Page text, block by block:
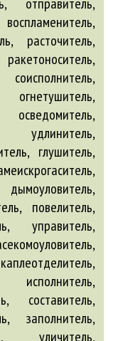
расточитель,
соисполнитель,
глушитель,
повелитель,
управитель,
исполнитель,
составитель,
заполнитель,
уличитель,